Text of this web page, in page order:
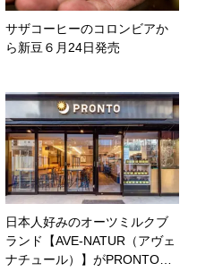
サザコーヒーのコロンビアか
ら新豆６月24日発売
日本人好みのオーツミルクブ
ランド【AVE-NATUR（アヴェ
ナチュール）】がPRONTO…